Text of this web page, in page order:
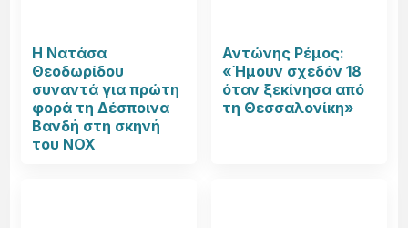
Η Νατάσα
Θεοδωρίδου
συναντά για πρώτη
φορά τη Δέσποινα
Βανδή στη σκηνή
του NOX
Αντώνης Ρέμος:
«Ήμουν σχεδόν 18
όταν ξεκίνησα από
τη Θεσσαλονίκη»